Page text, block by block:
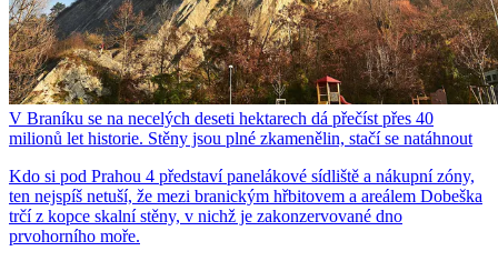
V Braníku se na necelých deseti hektarech dá přečíst přes 40
milionů let historie. Stěny jsou plné zkamenělin, stačí se natáhnout
Kdo si pod Prahou 4 představí panelákové sídliště a nákupní zóny,
ten nejspíš netuší, že mezi branickým hřbitovem a areálem Dobeška
trčí z kopce skalní stěny, v nichž je zakonzervované dno
prvohorního moře.